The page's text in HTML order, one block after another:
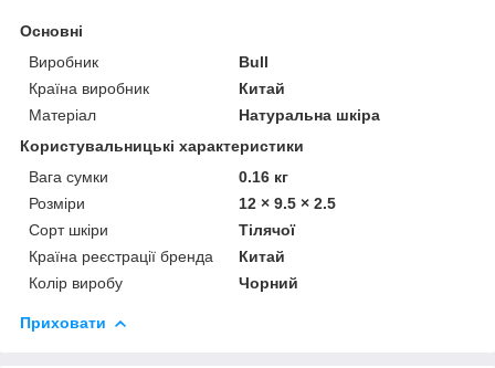
Основні
Виробник
Bull
Країна виробник
Китай
Матеріал
Натуральна шкіра
Користувальницькі характеристики
Вага сумки
0.16 кг
Розміри
12 × 9.5 × 2.5
Сорт шкіри
Тілячої
Країна реєстрації бренда
Китай
Колір виробу
Чорний
Приховати